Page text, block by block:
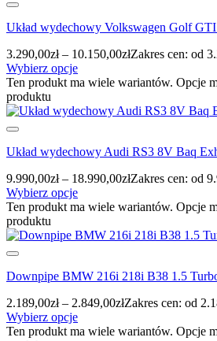
Układ wydechowy Volkswagen Golf
3.290,00zł – 10.150,00złZakres cen: od
Wybierz opcje
Ten produkt ma wiele wariantów. Opcje
produktu
Układ wydechowy Audi RS3 8V Baq
9.990,00zł – 18.990,00złZakres cen: od
Wybierz opcje
Ten produkt ma wiele wariantów. Opcje
produktu
Downpipe BMW 216i 218i B38 1.5
2.189,00zł – 2.849,00złZakres cen: od
Wybierz opcje
Ten produkt ma wiele wariantów. Opcje